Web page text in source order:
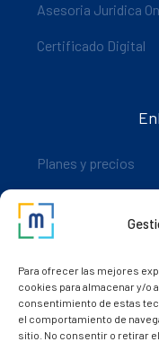
Para ofrecer las mejores
cookies para almacenar y/o
consentimiento de estas
el comportamiento de
sitio. No consentir o retirar
Asesoria Juridica
Certificado Digital
Planes y precios
Descarga nuestra app
Nuestros clientes
Dudas y consultas